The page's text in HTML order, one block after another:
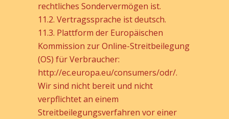
rechtliches Sondervermögen ist.
11.2. Vertragssprache ist deutsch.
11.3. Plattform der Europäischen
Kommission zur Online-Streitbeilegung
(OS) für Verbraucher:
http://ec.europa.eu/consumers/odr/.
Wir sind nicht bereit und nicht
verpflichtet an einem
Streitbeilegungsverfahren vor einer